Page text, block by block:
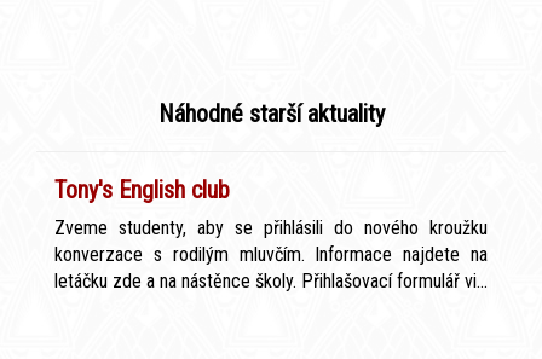
Náhodné starší aktuality
Tony's English club
Zveme studenty, aby se přihlásili do nového kroužku
konverzace s rodilým mluvčím. Informace najdete na
letáčku zde a na nástěnce školy. Přihlašovací formulář vi...